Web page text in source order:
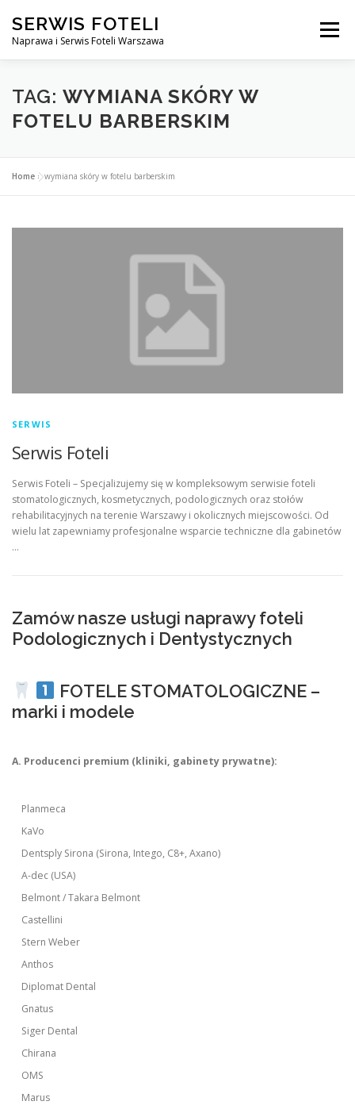
treści
SERWIS FOTELI
Naprawa i Serwis Foteli Warszawa
Menu
NAPRAWA FOTELI DENTYSTYCZNE I MEDYCZNE
TAG: WYMIANA SKÓRY W
FOTELU BARBERSKIM
Home »wymiana skóry w fotelu barberskim
SERWIS
Serwis Foteli
Serwis Foteli – Specjalizujemy się w kompleksowym serwisie foteli
stomatologicznych, kosmetycznych, podologicznych oraz stołów
rehabilitacyjnych na terenie Warszawy i okolicznych miejscowości. Od
wielu lat zapewniamy profesjonalne wsparcie techniczne dla gabinetów
…
Zamów nasze usługi naprawy foteli
Podologicznych i Dentystycznych
FOTELE STOMATOLOGICZNE –
marki i modele
A. Producenci premium (kliniki, gabinety prywatne):
Planmeca
KaVo
Dentsply Sirona (Sirona, Intego, C8+, Axano)
A-dec (USA)
Belmont / Takara Belmont
Castellini
Stern Weber
Anthos
Diplomat Dental
Gnatus
Siger Dental
Chirana
OMS
Marus